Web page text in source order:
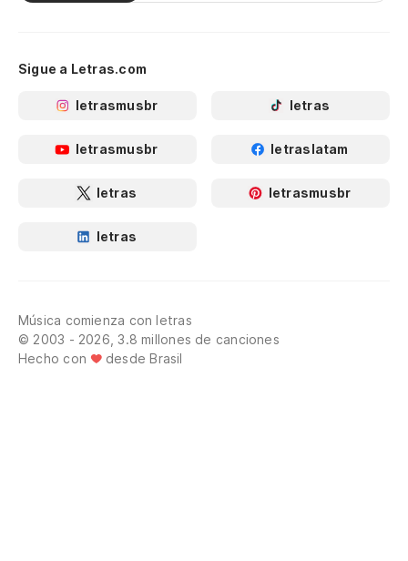
Sigue a Letras.com
letrasmusbr letras
letrasmusbr letraslatam
letras letrasmusbr
letras
Música comienza con letras
© 2003 - 2026, 3.8 millones de canciones
Hecho con
desde Brasil